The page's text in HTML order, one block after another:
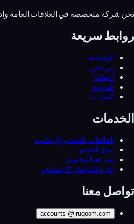
نحن شركة متخصصة في العلاقات العامة
روابط سريعة
الرئيسية
من نحن
أعمالنا
المدونة
اتصل بنا
الخدمات
العلاقات العامة والإعلامية
إنتاج الفيديو
صناعة المحتوى
إدارة التواصل الاجتماعي
تواصل معنا
accounts @ ruqoom.com